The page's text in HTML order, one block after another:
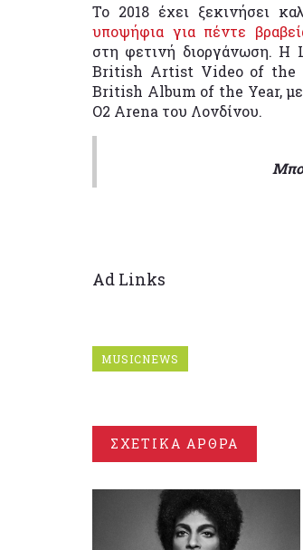
Το 2018 έχει ξεκινήσει
υποψήφια για πέντε
στη φετινή διοργάνωση. Η
British Artist Video of the
British Album of the Year, με
O2 Arena του Λονδίνου.
Ad Links
MUSICNEWS
ΣΧΕΤΙΚΑ ΑΡΘΡΑ